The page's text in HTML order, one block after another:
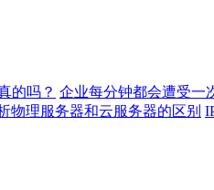
的吗？ 企业每分钟都会遭受一
物理服务器和云服务器的区别